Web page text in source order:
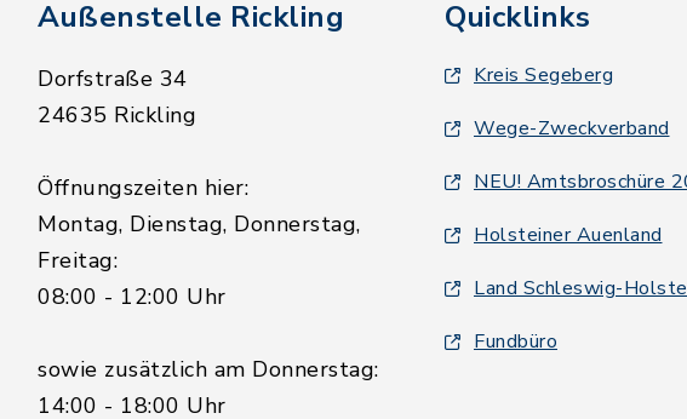
Außenstelle Rickling
Dorfstraße 34
24635 Rickling
Öffnungszeiten hier:
Montag, Dienstag, Donnerstag,
Freitag:
08:00 - 12:00 Uhr
sowie zusätzlich am Donnerstag:
14:00 - 18:00 Uhr
Quicklinks
Kreis Segeberg
Wege-Zweckverband
NEU! Amtsbroschüre
Holsteiner Auenland
Land Schleswig-
Fundbüro